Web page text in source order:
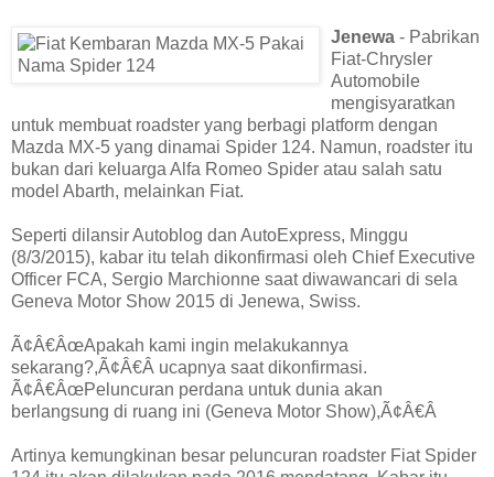
Jenewa - Pabrikan
Fiat-Chrysler
Automobile
mengisyaratkan
untuk membuat roadster yang berbagi platform dengan
Mazda MX-5 yang dinamai Spider 124. Namun, roadster itu
bukan dari keluarga Alfa Romeo Spider atau salah satu
model Abarth, melainkan Fiat.
Seperti dilansir Autoblog dan AutoExpress, Minggu
(8/3/2015), kabar itu telah dikonfirmasi oleh Chief Executive
Officer FCA, Sergio Marchionne saat diwawancari di sela
Geneva Motor Show 2015 di Jenewa, Swiss.
Ã¢Â€ÂœApakah kami ingin melakukannya
sekarang?,Ã¢Â€Â ucapnya saat dikonfirmasi.
Ã¢Â€ÂœPeluncuran perdana untuk dunia akan
berlangsung di ruang ini (Geneva Motor Show),Ã¢Â€Â
Artinya kemungkinan besar peluncuran roadster Fiat Spider